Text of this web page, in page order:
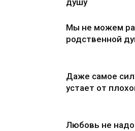
душу
Мы не можем
родственной
Даже самое
устает от
Любовь не